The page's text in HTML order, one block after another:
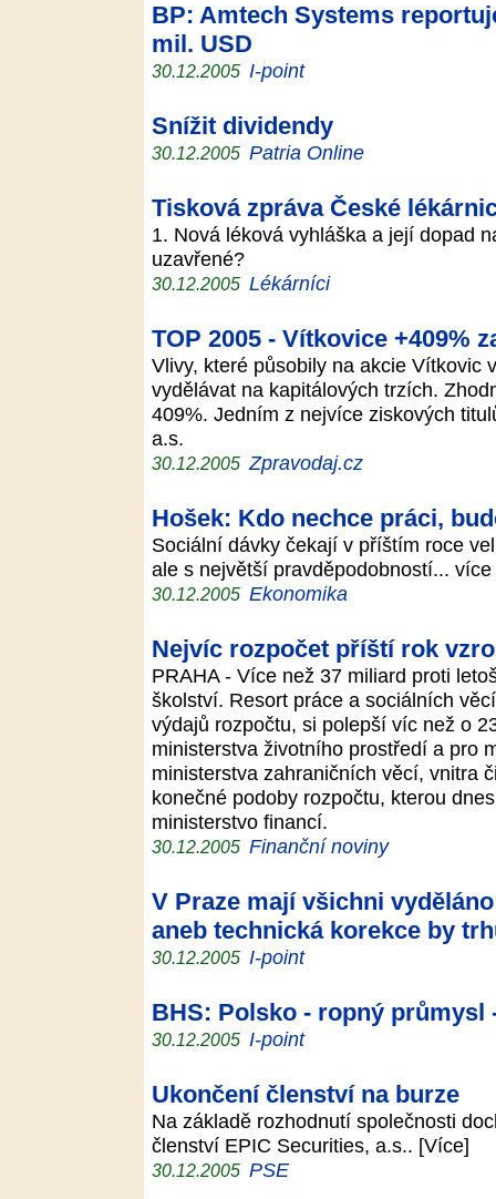
BP: Amtech Systems
mil. USD
30.12.2005 I-point
Snížit dividendy
30.12.2005 Patria Online
Tisková zpráva České
1. Nová léková vyhláška a její dopad
uzavřené?
30.12.2005 Lékárníci
TOP 2005 - Vítkovice +409%
Vlivy, které působily na akcie Vítkovic
vydělávat na kapitálových trzích.
409%. Jedním z nejvíce ziskových
a.s.
30.12.2005 Zpravodaj.cz
Hošek: Kdo nechce práci,
Sociální dávky čekají v příštím roce
ale s největší pravděpodobností... více
30.12.2005 Ekonomika
Nejvíc rozpočet příští rok
PRAHA - Více než 37 miliard proti
školství. Resort práce a sociálních
výdajů rozpočtu, si polepší víc než o
ministerstva životního prostředí a pro
ministerstva zahraničních věcí, vnitra
konečné podoby rozpočtu, kterou
ministerstvo financí.
30.12.2005 Finanční noviny
V Praze mají všichni
aneb technická korekce by
30.12.2005 I-point
BHS: Polsko - ropný průmysl
30.12.2005 I-point
Ukončení členství na burze
Na základě rozhodnutí společnosti
členství EPIC Securities, a.s.. [Více]
30.12.2005 PSE